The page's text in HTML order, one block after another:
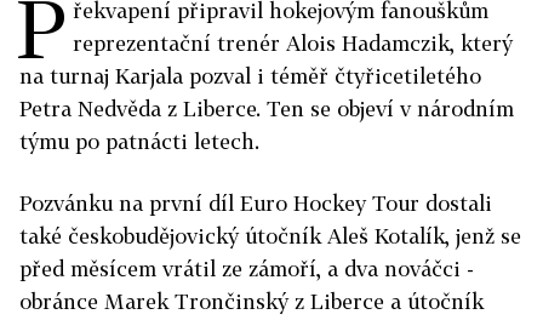
P řekvapení připravil hokejovým fanouškům
reprezentační trenér Alois Hadamczik, který
na turnaj Karjala pozval i téměř čtyřicetiletého
Petra Nedvěda z Liberce. Ten se objeví v národním
týmu po patnácti letech.
Pozvánku na první díl Euro Hockey Tour dostali
také českobudějovický útočník Aleš Kotalík, jenž se
před měsícem vrátil ze zámoří, a dva nováčci -
obránce Marek Trončinský z Liberce a útočník